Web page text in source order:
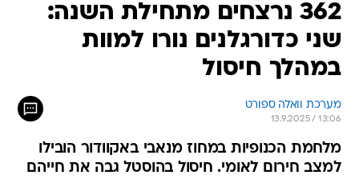
362 נרצחים מתחילת השנה:
שני כדורגלנים נורו למוות
במהלך חיסול
מערכת וואלה ספורט
13.9.2025 / 13:06
מלחמת הכנופיות במחוז מנאבי באקוודור הובילו
למצב חירום לאומי. חיסול בהוסטל גבה את חייהם